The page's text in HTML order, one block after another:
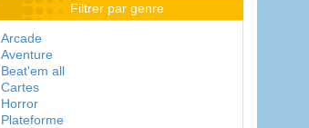
Filtrer par genre
Arcade
Aventure
Beat'em all
Cartes
Horror
Plateforme